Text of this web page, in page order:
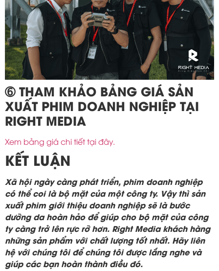
➅ THAM KHẢO BẢNG GIÁ SẢN
XUẤT PHIM DOANH NGHIỆP TẠI
RIGHT MEDIA
Xem bảng giá chi tiết tại đây.
KẾT LUẬN
Xã hội ngày càng phát triển, phim doanh nghiệp
có thể coi là bộ mặt của một công ty. Vậy thì sản
xuất phim giới thiệu doanh nghiệp sẽ là bước
dưỡng da hoàn hảo để giúp cho bộ mặt của công
ty càng trở lên rực rỡ hơn. Right Media khách hàng
những sản phẩm với chất lượng tốt nhất. Hãy liên
hệ với chúng tôi để chúng tôi được lắng nghe và
giúp các bạn hoàn thành điều đó.